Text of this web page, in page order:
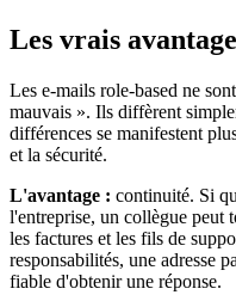
Les vrais
Les e-mails role-based ne
mauvais ». Ils diffèrent
différences se manifestent
et la sécurité.
L'avantage : continuité. Si
l'entreprise, un collègue peut
les factures et les fils de
responsabilités, une adresse
fiable d'obtenir une réponse.